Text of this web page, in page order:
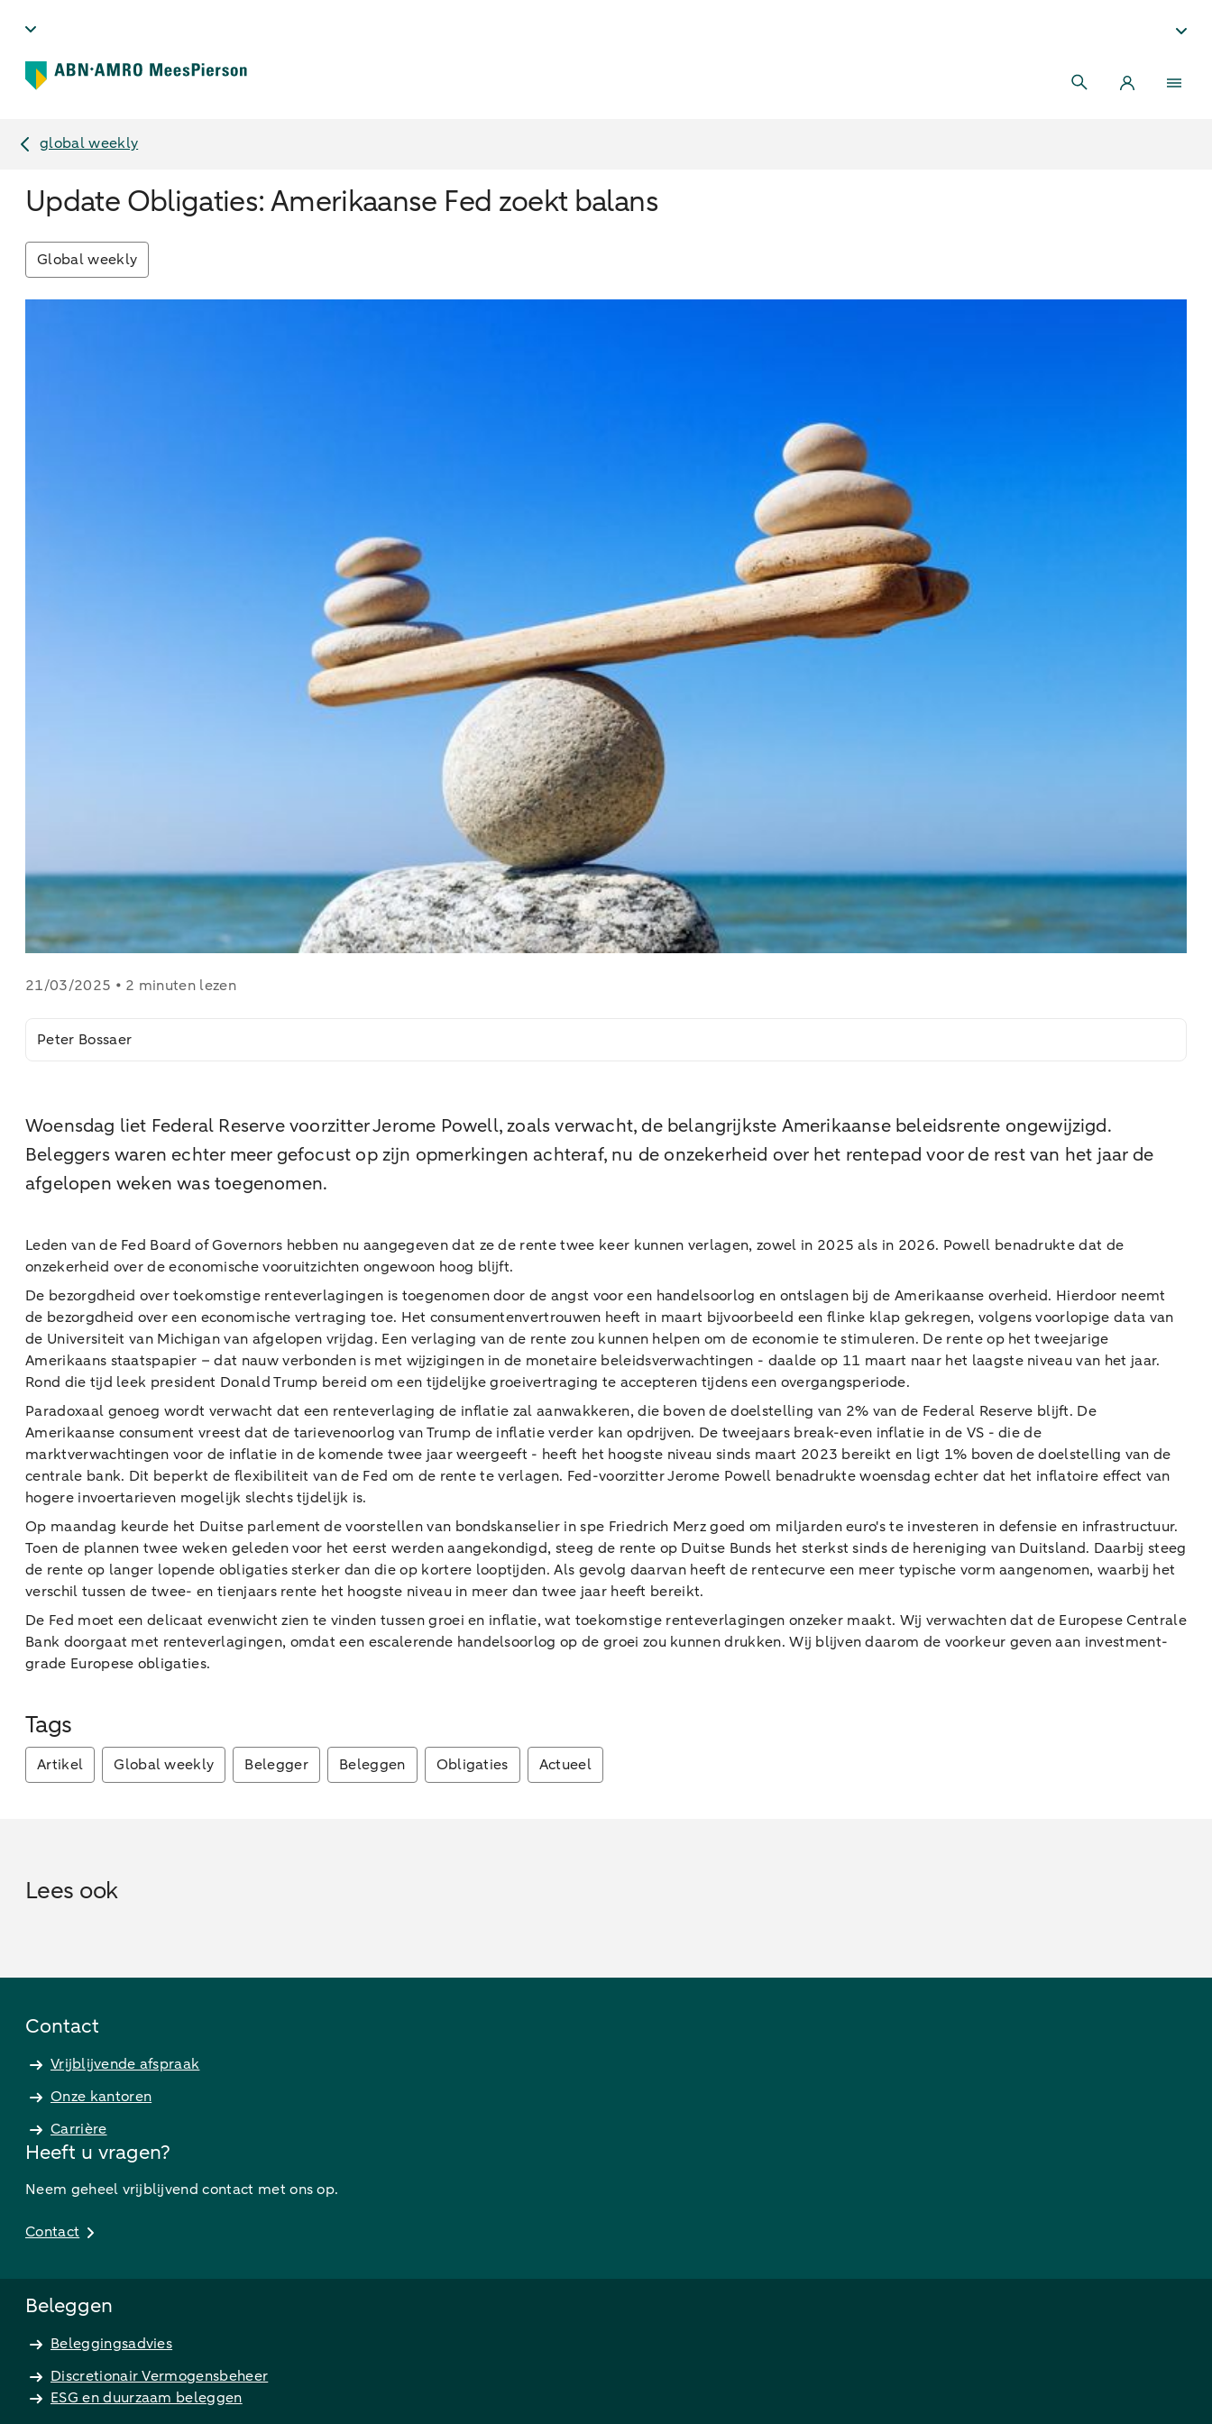
global weekly
Update Obligaties: Amerikaanse Fed zoekt balans
Global weekly
21/03/2025 • 2 minuten lezen
Peter Bossaer
Woensdag liet Federal Reserve voorzitter Jerome Powell, zoals verwacht, de belangrijkste Amerikaanse beleidsrente ongewijzigd.
Beleggers waren echter meer gefocust op zijn opmerkingen achteraf, nu de onzekerheid over het rentepad voor de rest van het jaar de
afgelopen weken was toegenomen.
Leden van de Fed Board of Governors hebben nu aangegeven dat ze de rente twee keer kunnen verlagen, zowel in 2025 als in 2026. Powell benadrukte dat de
onzekerheid over de economische vooruitzichten ongewoon hoog blijft.
De bezorgdheid over toekomstige renteverlagingen is toegenomen door de angst voor een handelsoorlog en ontslagen bij de Amerikaanse overheid. Hierdoor neemt
de bezorgdheid over een economische vertraging toe. Het consumentenvertrouwen heeft in maart bijvoorbeeld een flinke klap gekregen, volgens voorlopige data van
de Universiteit van Michigan van afgelopen vrijdag. Een verlaging van de rente zou kunnen helpen om de economie te stimuleren. De rente op het tweejarige
Amerikaans staatspapier – dat nauw verbonden is met wijzigingen in de monetaire beleidsverwachtingen - daalde op 11 maart naar het laagste niveau van het jaar.
Rond die tijd leek president Donald Trump bereid om een tijdelijke groeivertraging te accepteren tijdens een overgangsperiode.
Paradoxaal genoeg wordt verwacht dat een renteverlaging de inflatie zal aanwakkeren, die boven de doelstelling van 2% van de Federal Reserve blijft. De
Amerikaanse consument vreest dat de tarievenoorlog van Trump de inflatie verder kan opdrijven. De tweejaars break-even inflatie in de VS - die de
marktverwachtingen voor de inflatie in de komende twee jaar weergeeft - heeft het hoogste niveau sinds maart 2023 bereikt en ligt 1% boven de doelstelling van de
centrale bank. Dit beperkt de flexibiliteit van de Fed om de rente te verlagen. Fed-voorzitter Jerome Powell benadrukte woensdag echter dat het inflatoire effect van
hogere invoertarieven mogelijk slechts tijdelijk is.
Op maandag keurde het Duitse parlement de voorstellen van bondskanselier in spe Friedrich Merz goed om miljarden euro's te investeren in defensie en infrastructuur.
Toen de plannen twee weken geleden voor het eerst werden aangekondigd, steeg de rente op Duitse Bunds het sterkst sinds de hereniging van Duitsland. Daarbij steeg
de rente op langer lopende obligaties sterker dan die op kortere looptijden. Als gevolg daarvan heeft de rentecurve een meer typische vorm aangenomen, waarbij het
verschil tussen de twee- en tienjaars rente het hoogste niveau in meer dan twee jaar heeft bereikt.
De Fed moet een delicaat evenwicht zien te vinden tussen groei en inflatie, wat toekomstige renteverlagingen onzeker maakt. Wij verwachten dat de Europese Centrale
Bank doorgaat met renteverlagingen, omdat een escalerende handelsoorlog op de groei zou kunnen drukken. Wij blijven daarom de voorkeur geven aan investment-
grade Europese obligaties.
Tags
Artikel Global weekly Belegger Beleggen Obligaties Actueel
Lees ook
Contact
Vrijblijvende afspraak
Onze kantoren
Carrière
Heeft u vragen?
Neem geheel vrijblijvend contact met ons op.
Contact
Beleggen
Beleggingsadvies
Discretionair Vermogensbeheer
ESG en duurzaam beleggen